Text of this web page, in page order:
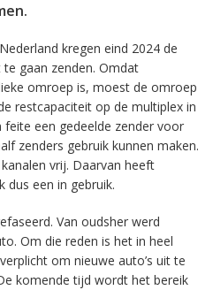
kregen eind 2024 de
gaan zenden. Omdat
omroep is, moest de omroep
restcapaciteit op de multiplex in
feite een gedeelde zender voor
zenders gebruik kunnen maken.
vrij. Daarvan heeft
dus een in gebruik.
Van oudsher werd
Om die reden is het in heel
om nieuwe auto’s uit te
komende tijd wordt het bereik